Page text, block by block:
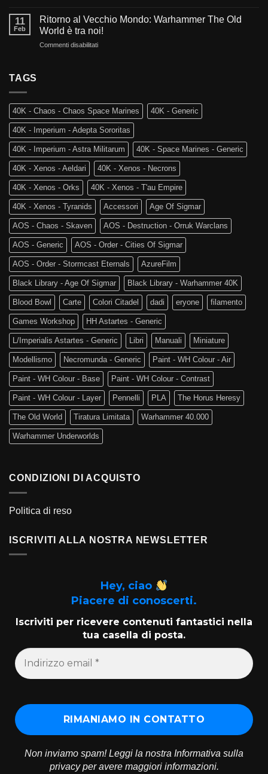
40.000?
Warhammer
40.000
Kill
Rovina
dei
Reami
Mortali:
Edizione
di
Age
of
Sigmar
11
Feb
Ritorno al Vecchio Mondo: Warhammer The Old
World è tra noi!
Commenti disabilitatisu
The
Old
World
tra
noi!
TAGS
40K - Chaos - Chaos Space Marines 40K - Generic
40K - Imperium - Adepta Sororitas
40K - Imperium - Astra Militarum 40K - Space Marines - Generic
40K - Xenos - Aeldari 40K - Xenos - Necrons
40K - Xenos - Orks 40K - Xenos - T'au Empire
40K - Xenos - Tyranids Accessori Age Of Sigmar
AOS - Chaos - Skaven AOS - Destruction - Orruk Warclans
AOS - Generic AOS - Order - Cities Of Sigmar
AOS - Order - Stormcast Eternals AzureFilm
Black Library - Age Of Sigmar Black Library - Warhammer 40K
Blood Bowl Carte Colori Citadel dadi eryone filamento
Games Workshop HH Astartes - Generic
L/Imperialis Astartes - Generic Libri Manuali Miniature
Modellismo Necromunda - Generic Paint - WH Colour - Air
Paint - WH Colour - Base Paint - WH Colour - Contrast
Paint - WH Colour - Layer Pennelli PLA The Horus Heresy
The Old World Tiratura Limitata Warhammer 40.000
Warhammer Underworlds
CONDIZIONI DI ACQUISTO
Politica di reso
ISCRIVITI ALLA NOSTRA NEWSLETTER
Hey, ciao
Piacere di conoscerti.
Iscriviti per ricevere contenuti fantastici nella
tua casella di posta.
Non inviamo spam! Leggi la nostra Informativa sulla
privacyper avere maggiori informazioni.